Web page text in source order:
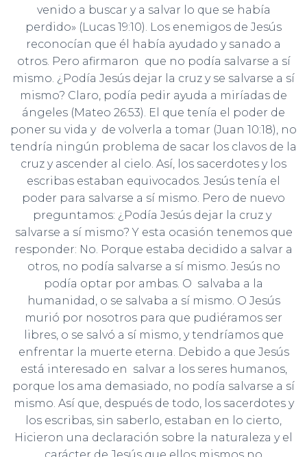
venido a buscar y a salvar lo que se había
perdido» (Lucas 19:10). Los enemigos de Jesús
reconocían que él había ayudado y sanado a
otros. Pero afirmaron que no podía salvarse a sí
mismo. ¿Podía Jesús dejar la cruz y se salvarse a sí
mismo? Claro, podía pedir ayuda a miríadas de
ángeles (Mateo 26:53). El que tenía el poder de
poner su vida y de volverla a tomar (Juan 10:18), no
tendría ningún problema de sacar los clavos de la
cruz y ascender al cielo. Así, los sacerdotes y los
escribas estaban equivocados. Jesús tenía el
poder para salvarse a sí mismo. Pero de nuevo
preguntamos: ¿Podía Jesús dejar la cruz y
salvarse a sí mismo? Y esta ocasión tenemos que
responder: No. Porque estaba decidido a salvar a
otros, no podía salvarse a sí mismo. Jesús no
podía optar por ambas. O salvaba a la
humanidad, o se salvaba a sí mismo. O Jesús
murió por nosotros para que pudiéramos ser
libres, o se salvó a sí mismo, y tendríamos que
enfrentar la muerte eterna. Debido a que Jesús
está interesado en salvar a los seres humanos,
porque los ama demasiado, no podía salvarse a sí
mismo. Así que, después de todo, los sacerdotes y
los escribas, sin saberlo, estaban en lo cierto,
Hicieron una declaración sobre la naturaleza y el